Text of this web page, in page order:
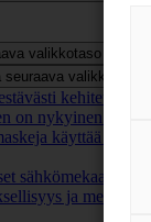
valikkotaso
seuraava valikkotaso
kehitetty
on nykyinen ja
käyttää
sähkömekaaniset
ja